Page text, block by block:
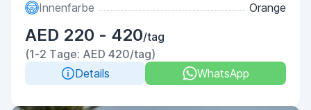
Innenfarbe
Orange
AED 220 - 420/tag
(1-2 Tage: AED 420/tag)
Details
WhatsApp